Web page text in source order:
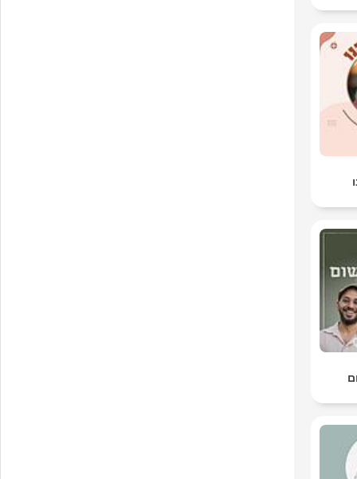
https://